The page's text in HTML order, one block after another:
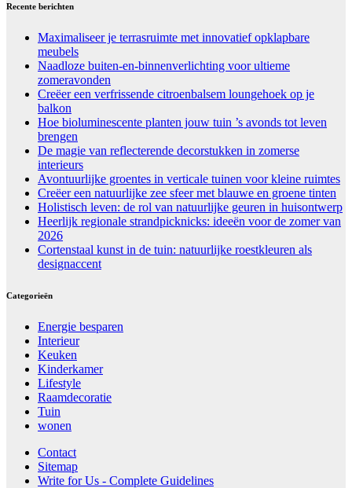
Recente berichten
Maximaliseer je terrasruimte met innovatief opklapbare
meubels
Naadloze buiten-en-binnenverlichting voor ultieme
zomeravonden
Creëer een verfrissende citroenbalsem loungehoek op je
balkon
Hoe bioluminescente planten jouw tuin ’s avonds tot leven
brengen
De magie van reflecterende decorstukken in zomerse
interieurs
Avontuurlijke groentes in verticale tuinen voor kleine ruimtes
Creëer een natuurlijke zee sfeer met blauwe en groene tinten
Holistisch leven: de rol van natuurlijke geuren in huisontwerp
Heerlijk regionale strandpicknicks: ideeën voor de zomer van
2026
Cortenstaal kunst in de tuin: natuurlijke roestkleuren als
designaccent
Categorieën
Energie besparen
Interieur
Keuken
Kinderkamer
Lifestyle
Raamdecoratie
Tuin
wonen
Contact
Sitemap
Write for Us - Complete Guidelines